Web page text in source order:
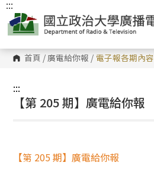
跳
到
主
要
內
容
區 首頁 /廣電給你報 / 電子報各期內容
:::
:::
【第 205 期】廣電給你報
【第 205 期】廣電給你報